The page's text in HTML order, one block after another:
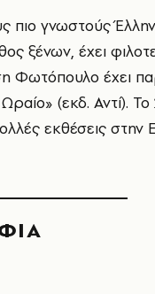
πιο γνωστούς
ξένων, έχει
Φωτόπουλο έχει
(εκδ. Αντί).
εκθέσεις στην